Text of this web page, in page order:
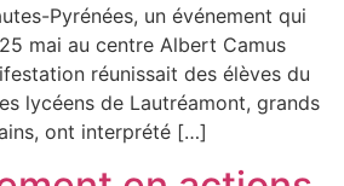
Pyrénées, un événement qui
mai au centre Albert Camus
réunissait des élèves du
lycéens de Lautréamont, grands
ont interprété […]